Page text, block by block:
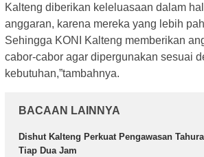
Kalteng diberikan keleluasaan dalam
anggaran, karena mereka yang lebih
Sehingga KONI Kalteng memberikan
cabor-cabor agar dipergunakan sesuai
kebutuhan,”tambahnya.
BACAAN LAINNYA
Dishut Kalteng Perkuat Pengawasan
Tiap Dua Jam